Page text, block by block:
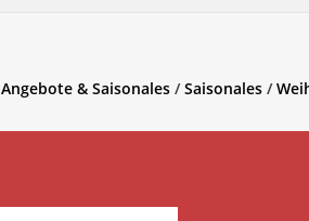
Angebote & Saisonales/Saisonales/